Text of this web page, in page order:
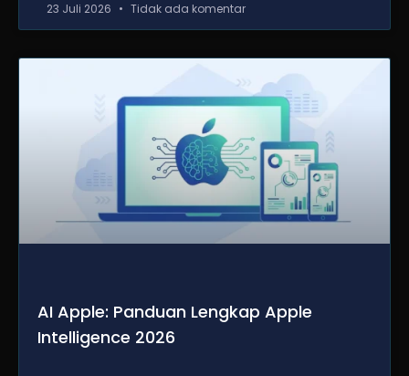
23 Juli 2026 Tidak ada komentar
AI Apple: Panduan Lengkap Apple
Intelligence 2026